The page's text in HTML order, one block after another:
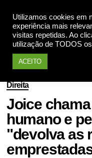
Utilizamos cookies em
experiência mais
visitas repetidas. Ao
utilização de TODOS
ACEITO
Direita
Joice
humano e
"devolva as